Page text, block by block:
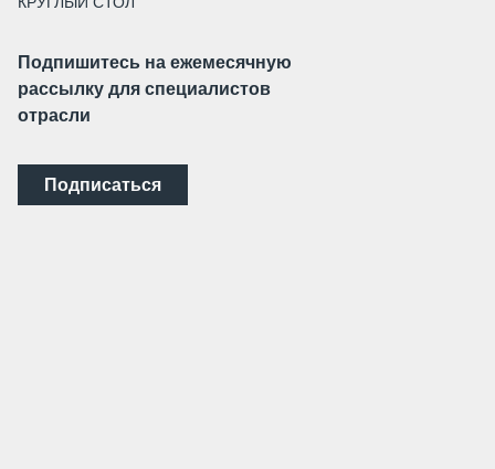
Подпишитесь на ежемесячную
рассылку для специалистов
отрасли
Подписаться